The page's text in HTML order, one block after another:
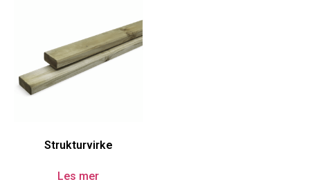
Strukturvirke
Les mer